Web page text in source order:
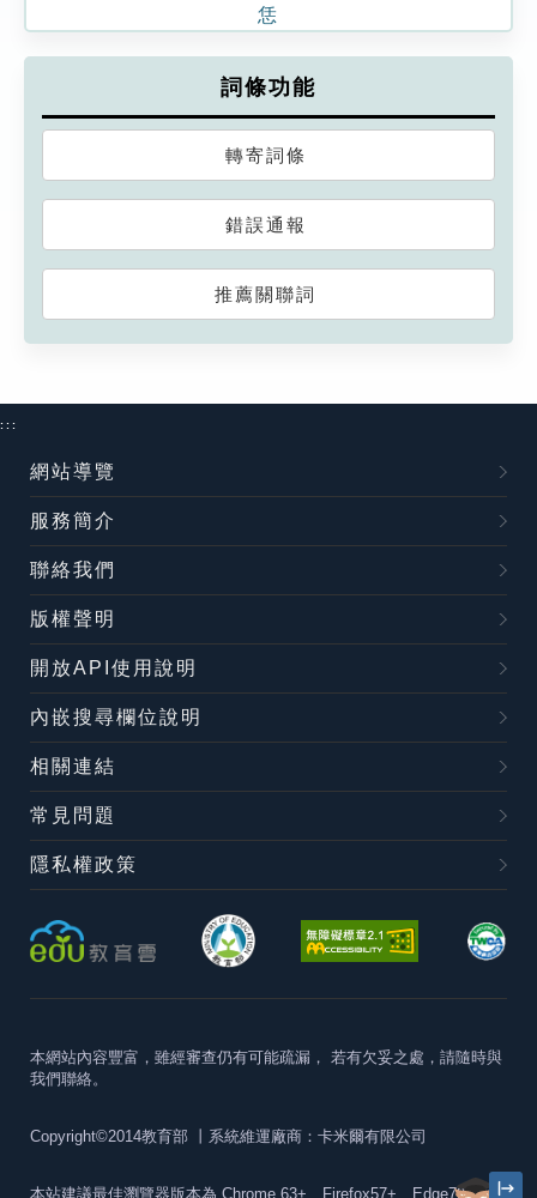
恁
詞條功能
轉寄詞條
錯誤通報
推薦關聯詞
:::
網站導覽
服務簡介
聯絡我們
版權聲明
開放API使用說明
內嵌搜尋欄位說明
相關連結
常見問題
隱私權政策
本網站內容豐富，雖經審查仍有可能疏漏， 若有欠妥之處，請隨時與
我們聯絡。
Copyright©2014教育部 丨系統維運廠商：卡米爾有限公司
本站建議最佳瀏覽器版本為 Chrome 63+、Firefox57+、Edge79+及